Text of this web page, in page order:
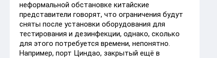
неформальной обстановке китайские
представители говорят, что ограничения будут
сняты после установки оборудования для
тестирования и дезинфекции, однако, сколько
для этого потребуется времени, непонятно.
Например, порт Циндао, закрытый ещё в